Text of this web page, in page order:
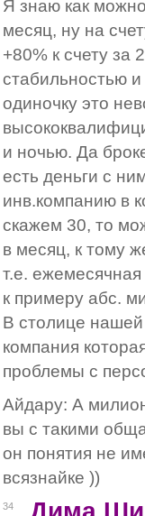
Я знаю как
месяц, ну на
+80% к счету за
стабильностью
одиночку это
и ночью. Да
есть деньги с
инв.компанию в
скажем 30, то
в месяц, к тому
т.е.
к примеру абс.
В столице
компания
проблемы с
Айдару: А
вы с такими
он понятия не
всязнайке ))
34